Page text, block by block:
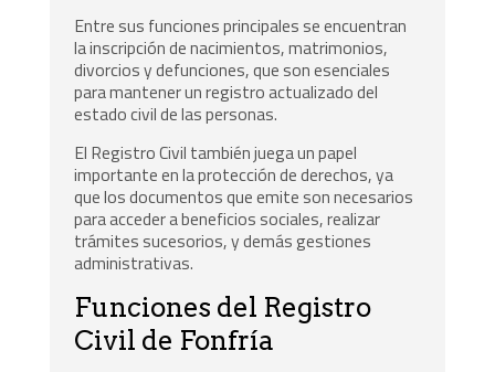
Entre sus funciones principales se encuentran
la inscripción de nacimientos, matrimonios,
divorcios y defunciones, que son esenciales
para mantener un registro actualizado del
estado civil de las personas.
El Registro Civil también juega un papel
importante en la protección de derechos, ya
que los documentos que emite son necesarios
para acceder a beneficios sociales, realizar
trámites sucesorios, y demás gestiones
administrativas.
Funciones del Registro
Civil de Fonfría